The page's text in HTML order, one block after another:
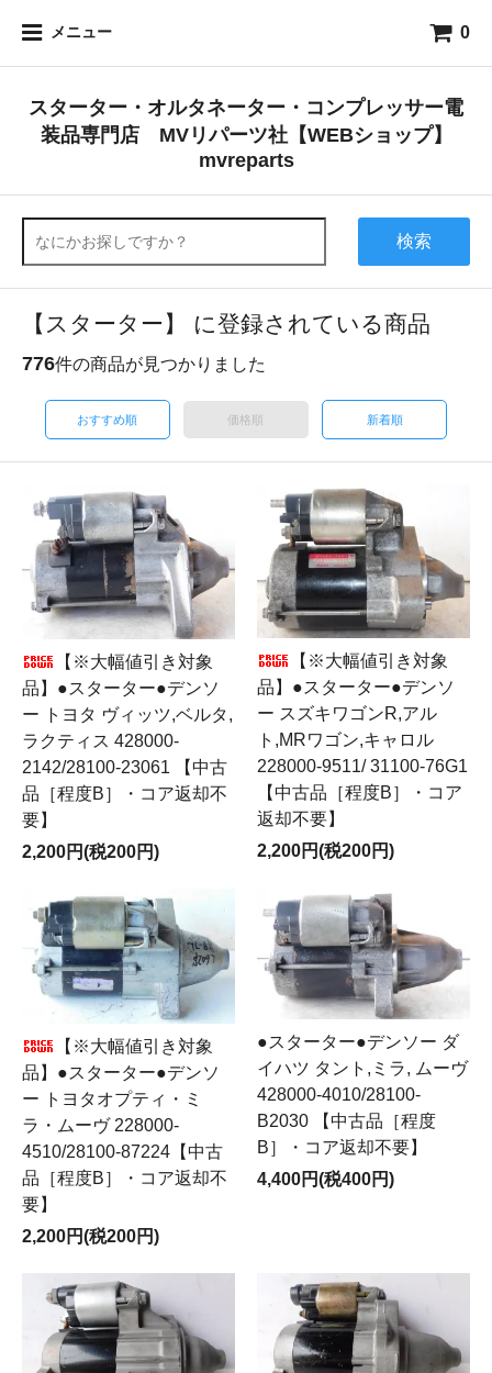
メニュー 0
スターター・オルタネーター・コンプレッサー電
装品専門店 MVリパーツ社【WEBショップ】
mvreparts
検索
【スターター】 に登録されている商品
776件の商品が見つかりました
おすすめ順 価格順 新着順
【※大幅値引き対象
品】●スターター●デンソ
ー トヨタ ヴィッツ,ベルタ,
ラクティス 428000-
2142/28100-23061 【中古
品［程度B］・コア返却不
要】
2,200円(税200円)
【※大幅値引き対象
品】●スターター●デンソ
ー スズキワゴンR,アル
ト,MRワゴン,キャロル
228000-9511/ 31100-76G1
【中古品［程度B］・コア
返却不要】
2,200円(税200円)
【※大幅値引き対象
品】●スターター●デンソ
ー トヨタオプティ・ミ
ラ・ムーヴ 228000‐
4510/28100-87224【中古
品［程度B］・コア返却不
要】
2,200円(税200円)
●スターター●デンソー ダ
イハツ タント,ミラ, ムーヴ
428000-4010/28100-
B2030 【中古品［程度
B］・コア返却不要】
4,400円(税400円)